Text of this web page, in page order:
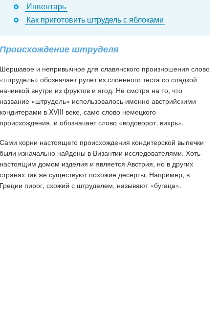
Инвентарь
Как приготовить штрудель с яблоками
Происхождение штруделя
Шершавое и непривычное для славянского произношения слово
«штрудель» обозначает рулет из слоенного теста со сладкой
начинкой внутри из фруктов и ягод. Не смотря на то, что
название «штрудель» использовалось именно австрийскими
кондитерами в XVIII веке, само слово немецкого
происхождения, и обозначает слово «водоворот, вихрь».
Сами корни настоящего происхождения кондитерской выпечки
были изначально найдены в Византии исследователями. Хоть
настоящим домом изделия и является Австрия, но в других
странах так же существуют похожие десерты. Например, в
Греции пирог, схожий с штруделем, называют «бугаца».